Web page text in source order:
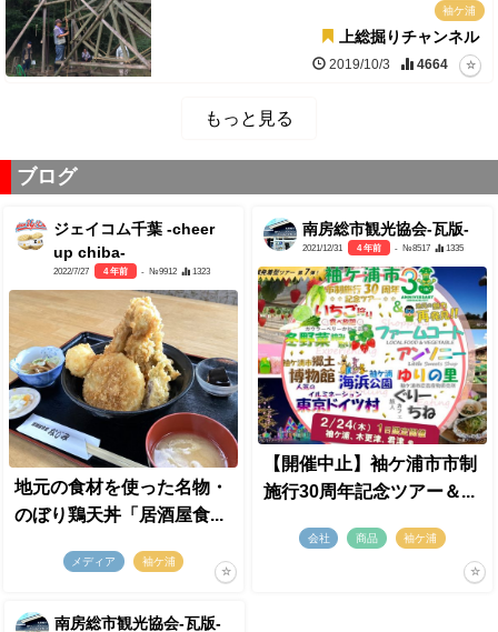
袖ケ浦
上総掘りチャンネル
2019/10/3 4664
もっと見る
ブログ
ジェイコム千葉 -cheer
up chiba-
2022/7/27 4 年前 - №9912 1323
地元の食材を使った名物・
のぼり鶏天丼「居酒屋食...
メディア 袖ケ浦
南房総市観光協会-瓦版-
2021/12/31 4 年前 - №8517 1335
【開催中止】袖ケ浦市市制
施行30周年記念ツアー＆...
会社 商品 袖ケ浦
南房総市観光協会-瓦版-